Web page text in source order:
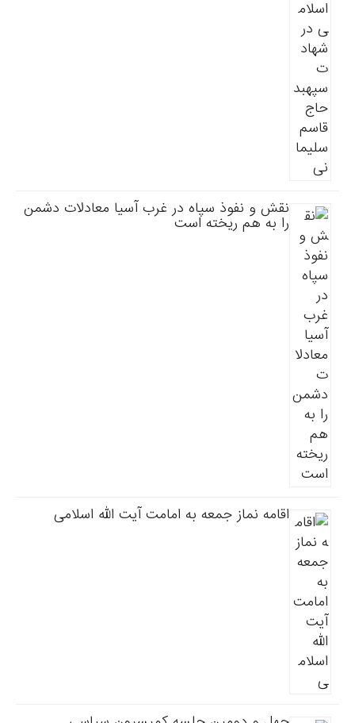
نقش و نفوذ سپاه در غرب آسیا معادلات دشمن
را به هم ریخته است
اقامه نماز جمعه به امامت آیت الله اسلامی